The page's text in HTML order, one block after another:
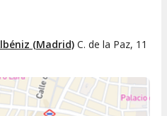
(Madrid) C. de la Paz, 11